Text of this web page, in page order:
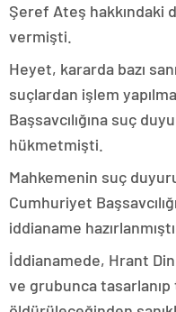
Şeref Ateş hakkındaki
vermişti.
Heyet, kararda bazı
suçlardan işlem
Başsavcılığına suç
hükmetmişti.
Mahkemenin suç
Cumhuriyet
iddianame hazırlanmıştı.
İddianamede, Hrant
ve grubunca